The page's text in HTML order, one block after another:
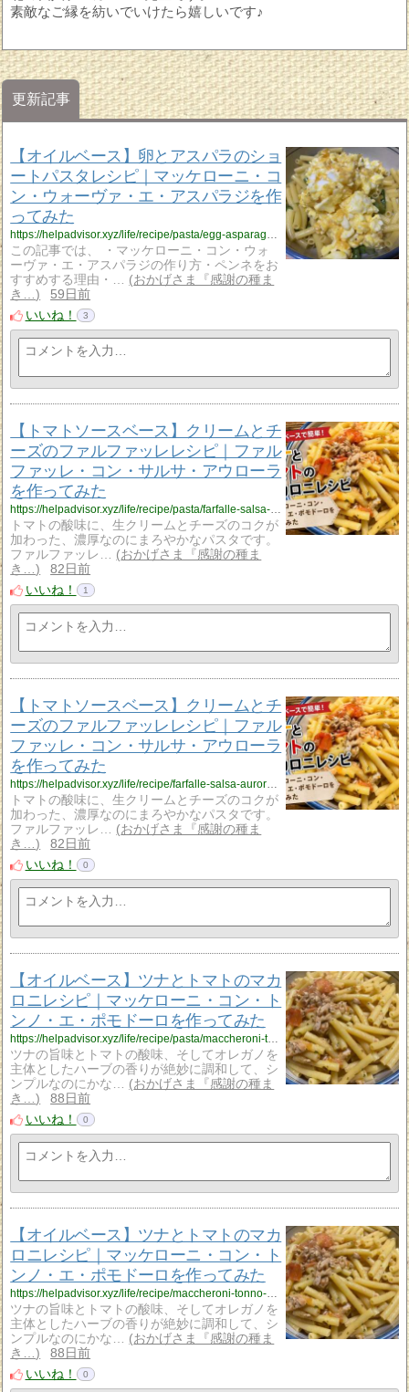
素敵なご縁を紡いでいけたら嬉しいです♪
更新記事
【オイルベース】卵とアスパラのショ
ートパスタレシピ｜マッケローニ・コ
ン・ウォーヴァ・エ・アスパラジを作
ってみた
この記事では、 ・マッケローニ・コン・ウォ
ーヴァ・エ・アスパラジの作り方・ペンネをお
すすめする理由・…
おかげさま『感謝の種ま
き…
59日前
いいね！
3
【トマトソースベース】クリームとチ
ーズのファルファッレレシピ｜ファル
ファッレ・コン・サルサ・アウローラ
を作ってみた
トマトの酸味に、生クリームとチーズのコクが
加わった、濃厚なのにまろやかなパスタです。
ファルファッレ…
おかげさま『感謝の種ま
き…
82日前
いいね！
1
【トマトソースベース】クリームとチ
ーズのファルファッレレシピ｜ファル
ファッレ・コン・サルサ・アウローラ
を作ってみた
トマトの酸味に、生クリームとチーズのコクが
加わった、濃厚なのにまろやかなパスタです。
ファルファッレ…
おかげさま『感謝の種ま
き…
82日前
いいね！
0
【オイルベース】ツナとトマトのマカ
ロニレシピ｜マッケローニ・コン・ト
ンノ・エ・ポモドーロを作ってみた
https://helpadvisor.xyz/life/recipe/pasta/maccheroni-tonno-pomodoro?utm_source=rss&utm_medium=rss&utm_campaign=maccheroni-tonno-pomodoro
ツナの旨味とトマトの酸味、そしてオレガノを
主体としたハーブの香りが絶妙に調和して、シ
ンプルなのにかな…
おかげさま『感謝の種ま
き…
88日前
いいね！
0
【オイルベース】ツナとトマトのマカ
ロニレシピ｜マッケローニ・コン・ト
ンノ・エ・ポモドーロを作ってみた
https://helpadvisor.xyz/life/recipe/maccheroni-tonno-pomodoro?utm_source=rss&utm_medium=rss&utm_campaign=maccheroni-tonno-pomodoro
ツナの旨味とトマトの酸味、そしてオレガノを
主体としたハーブの香りが絶妙に調和して、シ
ンプルなのにかな…
おかげさま『感謝の種ま
き…
88日前
いいね！
0